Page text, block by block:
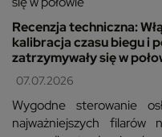
Recenzja techniczna:
kalibracja czasu biegu i
zatrzymywały się w
07.07.2026
Wygodne sterowanie
najważniejszych